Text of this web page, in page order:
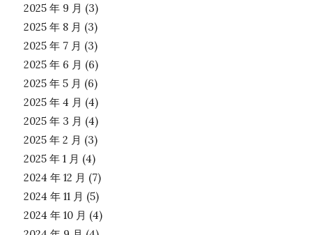
2025 年 9 月 (3)
2025 年 8 月 (3)
2025 年 7 月 (3)
2025 年 6 月 (6)
2025 年 5 月 (6)
2025 年 4 月 (4)
2025 年 3 月 (4)
2025 年 2 月 (3)
2025 年 1 月 (4)
2024 年 12 月 (7)
2024 年 11 月 (5)
2024 年 10 月 (4)